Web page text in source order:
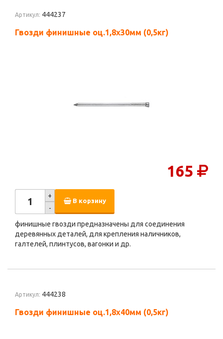
Артикул: 444237
Гвозди финишные оц.1,8х30мм (0,5кг)
165
+
-
В корзину
финишные гвозди предназначены для соединения
деревянных деталей, для крепления наличников,
галтелей, плинтусов, вагонки и др.
Артикул: 444238
Гвозди финишные оц.1,8х40мм (0,5кг)